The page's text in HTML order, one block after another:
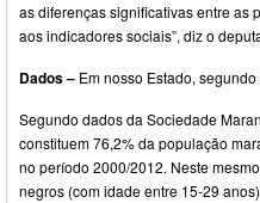
as diferenças significativas entre as
aos indicadores sociais”, diz o
Dados – Em nosso Estado,
Segundo dados da Sociedade
constituem 76,2% da população
no período 2000/2012. Neste
negros (com idade entre 15-29